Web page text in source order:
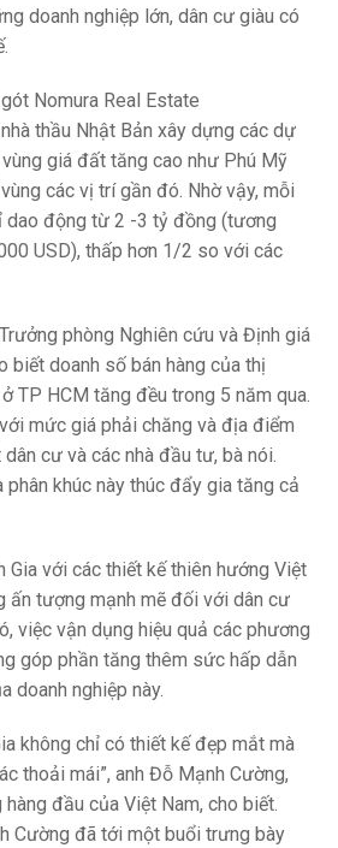
doanh nghiệp lớn, dân cư giàu có
Nomura Real Estate
thầu Nhật Bản xây dựng các dự
giá đất tăng cao như Phú Mỹ
các vị trí gần đó. Nhờ vậy, mỗi
dao động từ 2 -3 tỷ đồng (tương
USD), thấp hơn 1/2 so với các
phòng Nghiên cứu và Định giá
biết doanh số bán hàng của thị
TP HCM tăng đều trong 5 năm qua.
mức giá phải chăng và địa điểm
cư và các nhà đầu tư, bà nói.
phân khúc này thúc đẩy gia tăng cả
Gia với các thiết kế thiên hướng Việt
ấn tượng mạnh mẽ đối với dân cư
việc vận dụng hiệu quả các phương
góp phần tăng thêm sức hấp dẫn
doanh nghiệp này.
không chỉ có thiết kế đẹp mắt mà
thoải mái”, anh Đỗ Mạnh Cường,
đầu của Việt Nam, cho biết.
Cường đã tới một buổi trưng bày